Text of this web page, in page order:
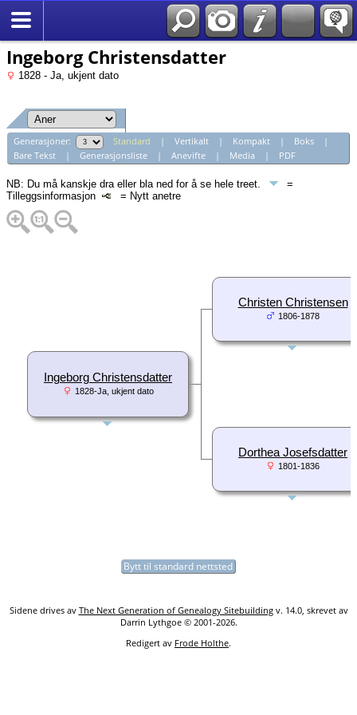
Ingeborg Christensdatter
1828 - Ja, ukjent dato
Generasjoner: Standard | Vertikalt| Kompakt| Boks|
Bare Tekst| Generasjonsliste| Anevifte| Media | PDF
NB: Du må kanskje dra eller bla ned for å se hele treet.
=
Tilleggsinformasjon
= Nytt anetre
Ingeborg Christensdatter
1828-Ja, ukjent dato
Christen Christensen
1806-1878
Dorthea Josefsdatter
1801-1836
Bytt til standard nettsted
Sidene drives av The Next Generation of Genealogy Sitebuildingv. 14.0, skrevet av
Darrin Lythgoe © 2001-2026.
Redigert av Frode Holthe.